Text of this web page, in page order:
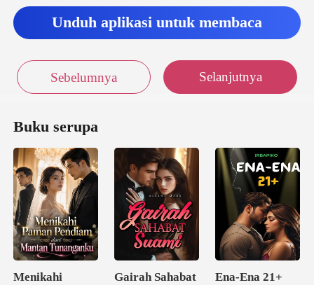
Unduh aplikasi untuk membaca
Sebelumnya Selanjutnya
Buku serupa
Menikahi
Gairah Sahabat
Ena-Ena 21+